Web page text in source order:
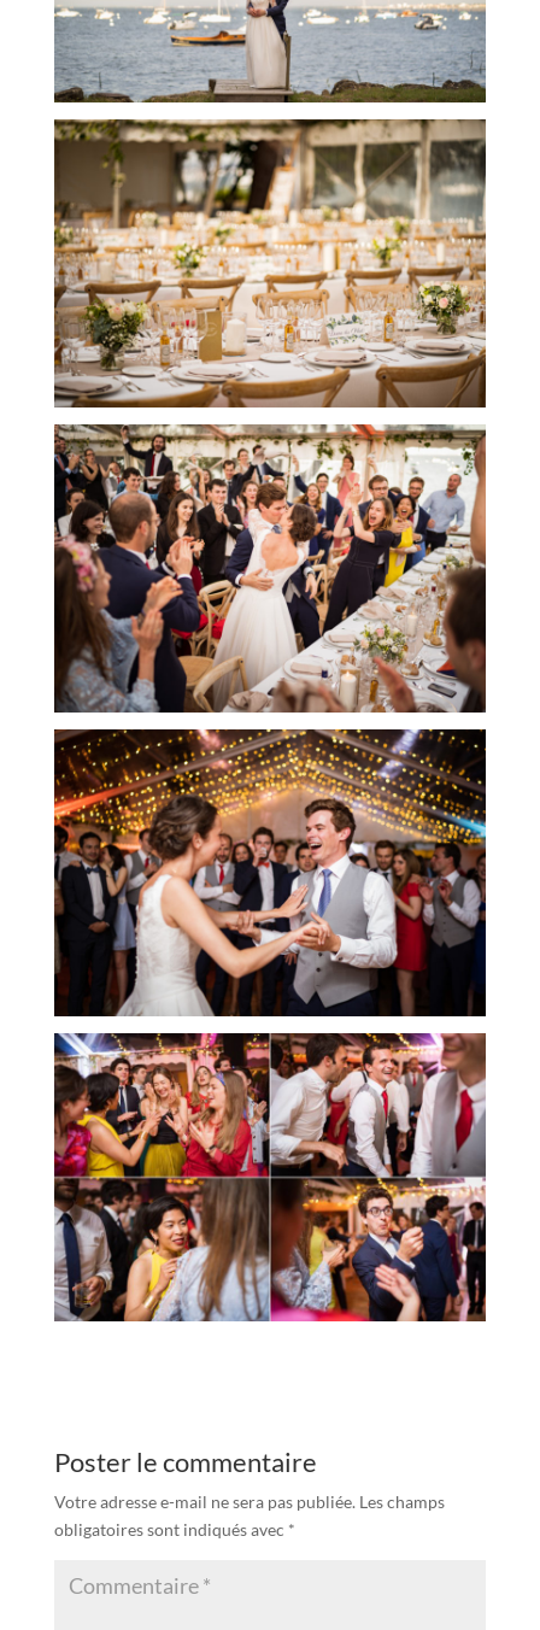
Poster le commentaire
Votre adresse e-mail ne sera pas publiée. Les champs
obligatoires sont indiqués avec *